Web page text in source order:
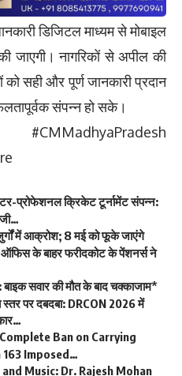
डिजिटल माध्यम से मोबाइल
जाएगी। नागरिकों से अपील की
सही और पूर्ण जानकारी प्रदान
संपन्न हो सके।
प्रोफेशनल क्रिकेट टूर्नामेंट संपन्न:
में आक्रोश; 8 मई को फूके जाएंगे
के बाहर फरीदकोट के पेंशनर्स ने
बाइक सवार की मौत के बाद चक्काजाम*
स्तर पर दबदबा: DRCON 2026 में
Ban on Carrying
Imposed…
Music: Dr. Rajesh Mohan